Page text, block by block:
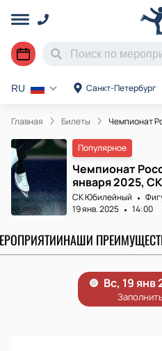
Санкт-Петербург
RU
Главная Билеты Чемпионат
Популярное
Чемпионат
января 2025,
СК Юбилейный
19 янв. 2025
14:00
НАШИ